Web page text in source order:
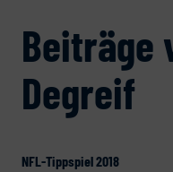
Beiträge
Degreif
NFL-Tippspiel 2018